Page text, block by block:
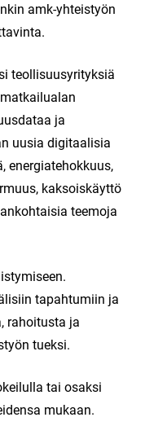
amk-yhteistyön
teollisuusyrityksiä
ja
uusia digitaalisia
energiatehokkuus,
kaksoiskäyttö
teemoja
tapahtumiin ja
rahoitusta ja
tueksi.
tai osaksi
mukaan.